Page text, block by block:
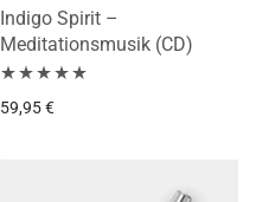
Indigo Spirit –
Meditationsmusik (CD)
Bewertet mit
59,95€